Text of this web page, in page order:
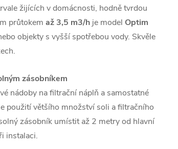
žijících v domácnosti, hodně tvrdou
průtokem až 3,5 m3/h je model Optim
objekty s vyšší spotřebou vody. Skvěle
zásobníkem
nádoby na filtrační náplň a samostatné
použití většího množství soli a filtračního
zásobník umístit až 2 metry od hlavní
instalaci.